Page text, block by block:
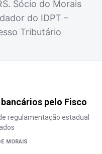
Sócio do Morais
do IDPT –
Tributário
pelo Fisco
regulamentação estadual
MORAIS